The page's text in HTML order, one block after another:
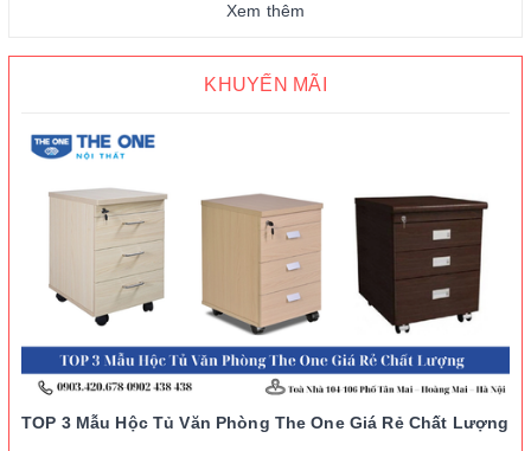
Xem thêm
KHUYẾN MÃI
TOP 3 Mẫu Hộc Tủ Văn Phòng The One Giá Rẻ Chất Lượng